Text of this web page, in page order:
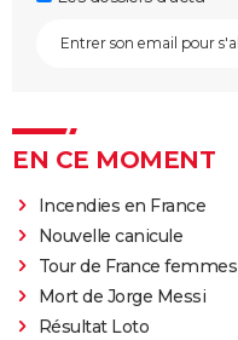
EN CE MOMENT
Incendies en France
Nouvelle canicule
Tour de France femmes
Mort de Jorge Messi
Résultat Loto